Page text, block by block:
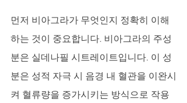
먼저 비아그라가 무엇인지 정확히 이해
하는 것이 중요합니다. 비아그라의 주성
분은 실데나필 시트레이트입니다. 이 성
분은 성적 자극 시 음경 내 혈관을 이완시
켜 혈류량을 증가시키는 방식으로 작용